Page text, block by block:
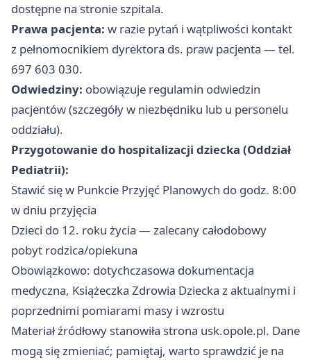
dostępne na stronie szpitala.
Prawa pacjenta: w razie pytań i wątpliwości kontakt
z pełnomocnikiem dyrektora ds. praw pacjenta — tel.
697 603 030.
Odwiedziny: obowiązuje regulamin odwiedzin
pacjentów (szczegóły w niezbędniku lub u personelu
oddziału).
Przygotowanie do hospitalizacji dziecka (Oddział
Pediatrii):
Stawić się w Punkcie Przyjęć Planowych do godz. 8:00
w dniu przyjęcia
Dzieci do 12. roku życia — zalecany całodobowy
pobyt rodzica/opiekuna
Obowiązkowo: dotychczasowa dokumentacja
medyczna, Książeczka Zdrowia Dziecka z aktualnymi i
poprzednimi pomiarami masy i wzrostu
Materiał źródłowy stanowiła strona usk.opole.pl. Dane
mogą się zmieniać; pamiętaj, warto sprawdzić je na